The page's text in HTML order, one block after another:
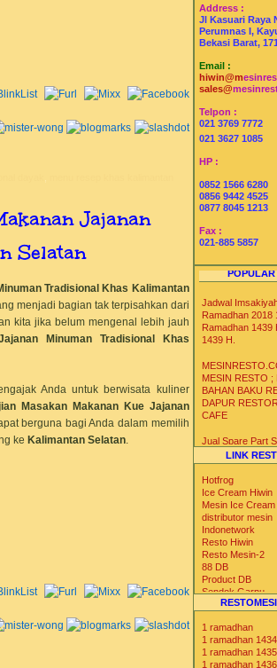
Jajanan
Selatan
Tradisional Khas Kalimantan
menjadi bagian tak terpisahkan dari
kita jika belum mengenal lebih jauh
Minuman Tradisional Khas
Anda untuk berwisata kuliner
Masakan Makanan Kue Jajanan
berguna bagi Anda dalam memilih
ke Kalimantan Selatan.
Address :
Jl Kasuari Raya
Perumnas I,
Bekasi Barat,
Email :
hiwin@m
sales@
Telpon :
021 3769 7772
021 3627 1085
HP :
0852 1566 6280
0856 9442 4525
0877 8045 1213
Fax :
021-885 5857
POPULAR
Jadwal
Ramadhan 2018
Ramadhan 1439
1439 H.
MESIN RESTO ;
BAHAN BAKU
DAPUR
CAFE
Jual Spare Part
Mesin Soft Hard
Krim
Distributor Agen
Gelas Kertas
Es Krim Gelato
Yoghurt
Distributor Agen
Ice Bag Box
Kotak Styrofoam
Suhu Dingin
LINK
Hotfrog
Ice Cream Hiwin
Mesin Ice Cream
distributor mesin
Indonetwork
Resto Hiwin
Resto Mesin-2
88 DB
Product DB
Sendok Garpu
Tabloid Nova
Blog Catalog
US Trade
Komunitas Bisnis
1 ramadhan
1 ramadhan
1 ramadhan
1 ramadhan